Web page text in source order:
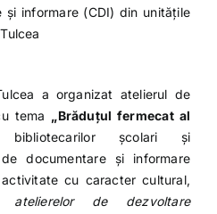
informare (CDI) din unitățile
a organizat atelierul de
tema „Brăduțul fermecat al
școlari și
documentare și informare
cu caracter cultural,
atelierelor de dezvoltare